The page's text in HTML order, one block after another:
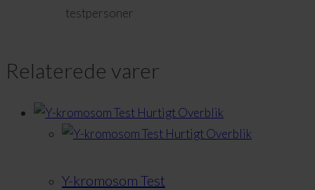
testpersoner
Relaterede varer
Hurtigt Overblik
Hurtigt Overblik
Y-kromosom Test